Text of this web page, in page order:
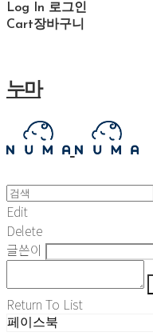
Log In 로그인
Cart장바구니
누마
Edit
Delete
글쓴이
Return To List
페이스북